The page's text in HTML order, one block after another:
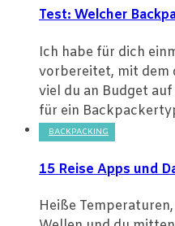
Test: Welcher
Ich habe für dich
vorbereitet, mit dem
viel du an Budget
für ein
BACKPACKING
15 Reise Apps und
Heiße